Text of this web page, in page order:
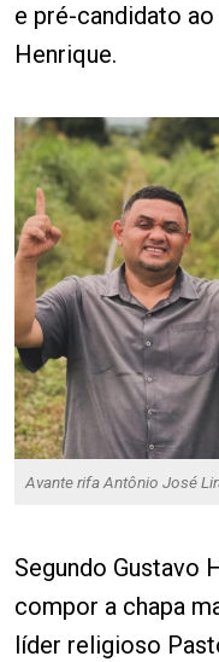
e pré-candidato
Henrique.
Avante rifa Antônio José
Segundo Gustavo
compor a chapa
líder religioso